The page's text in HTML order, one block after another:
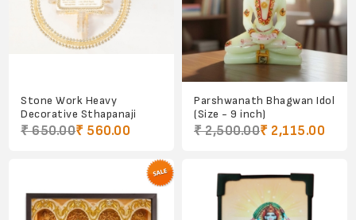
Stone Work Heavy
Decorative Sthapanaji
₹ 650.00₹ 560.00
Parshwanath Bhagwan Idol
(Size - 9 inch)
₹ 2,500.00₹ 2,115.00